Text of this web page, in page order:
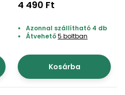
4 490 Ft
Azonnal szállítható 4 db
Átvehető5 boltban
Kosárba